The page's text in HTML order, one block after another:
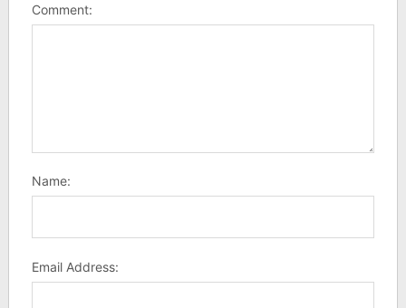
Comment:
Name:
Email Address: